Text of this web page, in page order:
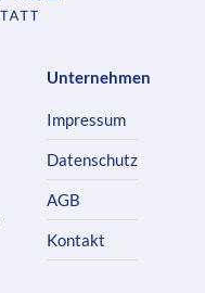
Unternehmen
Impressum
Datenschutz
AGB
Kontakt